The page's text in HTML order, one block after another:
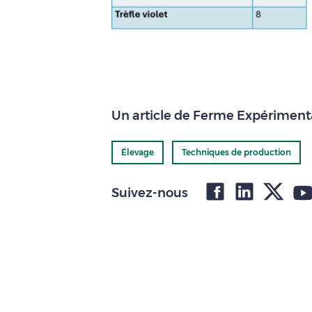
Un article de Ferme
Élevage Techniques de production
Suivez-nous